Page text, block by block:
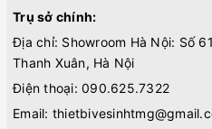
Trụ sở chính:
Địa chỉ: Showroom Hà Nội: Số
Thanh Xuân, Hà Nội
Điện thoại: 090.625.7322
Email: